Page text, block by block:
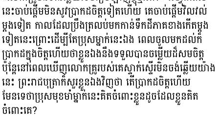
នេះចាប់ផ្ដើមមិនសូវប្រាកដចិត្តទៀតហើយ គេចាប់ផ្ដើមវិលវល់
ម្ដងទៀត កាលដែលប្រឹងត្រលប់មកកាន់ទឹកដីភាគខាងកើតម្ដង
ទៀតនេះព្រោះដើម្បីតែប្រុសម្នាក់នេះឯង ពេលចូលមកដល់ក៏
ប្រាកដក្នុងចិត្តហើយថាខ្លួនឯងនឹងទទួលបានចម្លើយដ៏សមចិត្ត
ប៉ុន្តែនៅពេលឃើញលោកគ្រូរបស់គេស្ទាក់ស្ទើរមិនចង់ឆ្លើយយ៉ាង
នេះ ព្រះរាជបុត្រាក៏សួរខ្លួនឯងវិញថា តើប្រាកដចិត្តហើយ
មែនទេថាប្រុសមុខមាំម្នាក់នេះគិតចំពោះខ្លួនដូចដែលខ្លួនគិត
ចំពោះគេ?